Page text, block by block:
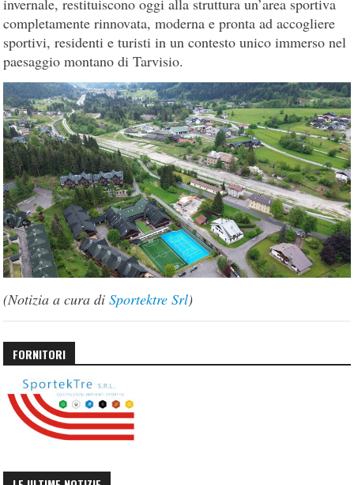
invernale, restituiscono oggi alla struttura un’area sportiva
completamente rinnovata, moderna e pronta ad accogliere
sportivi, residenti e turisti in un contesto unico immerso nel
paesaggio montano di Tarvisio.
(Notizia a cura diSportektre Srl)
FORNITORI